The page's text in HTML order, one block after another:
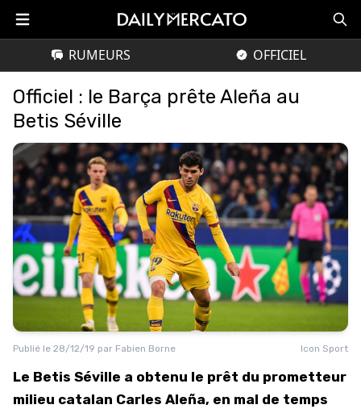
RUMEURS OFFICIEL
Officiel : le Barça prête Aleña au
Betis Séville
Publié le 28/12/19 par Fabien Borne Icon Sport
Le Betis Séville a obtenu le prêt du prometteur
milieu catalan Carles Aleña, en mal de temps